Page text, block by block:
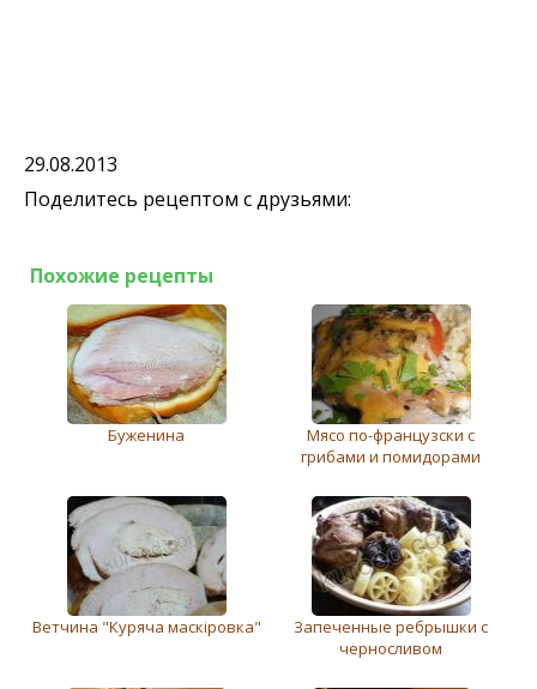
29.08.2013
Поделитесь рецептом с друзьями:
Похожие рецепты
Буженина
Мясо по-французски с
грибами и помидорами
Ветчина "Куряча маскіровка"
Запеченные ребрышки с
черносливом